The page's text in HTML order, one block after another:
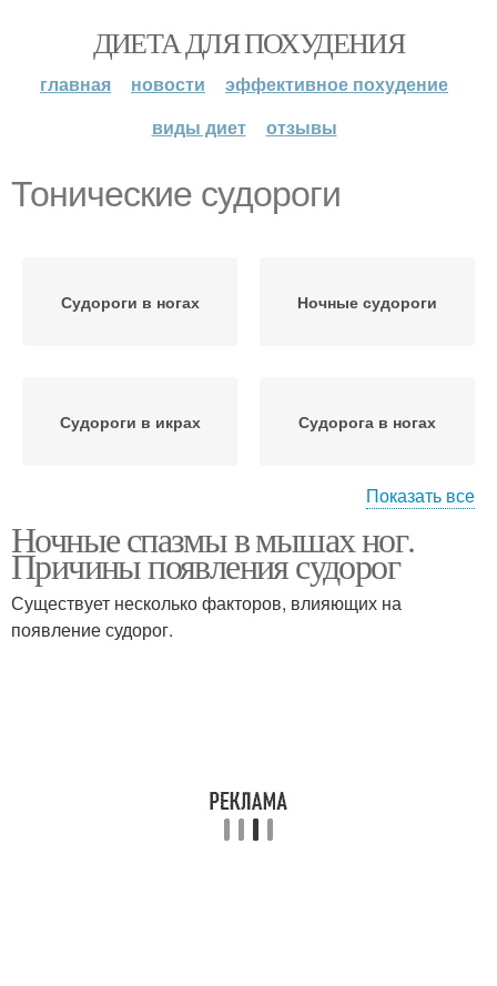
ДИЕТА ДЛЯ ПОХУДЕНИЯ
главная новости
эффективное похудение
виды диет
отзывы
Тонические судороги
Судороги в ногах Ночные судороги
Судороги в икрах Судорога в ногах
время
Мышечные судороги
Показать все
Ночные спазмы в мышах ног.
Причины появления судорог
Существует несколько факторов, влияющих на
появление судорог.